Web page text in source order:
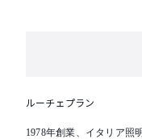
ルーチェプラン
1978年創業、イタリア照